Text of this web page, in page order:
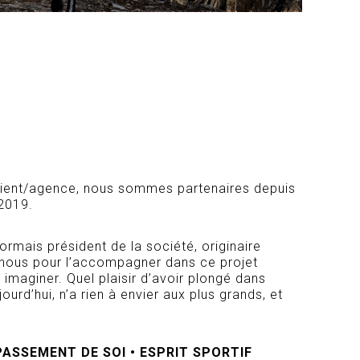
agence, nous sommes partenaires depuis
président de la société, originaire
pour l’accompagner dans ce projet
Quel plaisir d’avoir plongé dans
n’a rien à envier aux plus grands, et
DE SOI • ESPRIT SPORTIF